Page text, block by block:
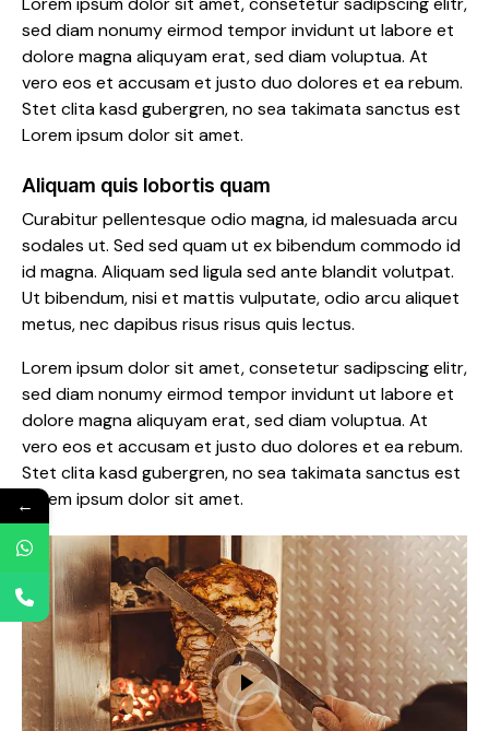
sed diam nonumy eirmod tempor invidunt ut labore et
dolore magna aliquyam erat, sed diam voluptua. At
vero eos et accusam et justo duo dolores et ea rebum.
Stet clita kasd gubergren, no sea takimata sanctus est
Lorem ipsum dolor sit amet.
Aliquam quis lobortis quam
Curabitur pellentesque odio magna, id malesuada arcu
sodales ut. Sed sed quam ut ex bibendum commodo id
id magna. Aliquam sed ligula sed ante blandit volutpat.
Ut bibendum, nisi et mattis vulputate, odio arcu aliquet
metus, nec dapibus risus risus quis lectus.
Lorem ipsum dolor sit amet, consetetur sadipscing elitr,
sed diam nonumy eirmod tempor invidunt ut labore et
dolore magna aliquyam erat, sed diam voluptua. At
vero eos et accusam et justo duo dolores et ea rebum.
Stet clita kasd gubergren, no sea takimata sanctus est
Lorem ipsum dolor sit amet.
←